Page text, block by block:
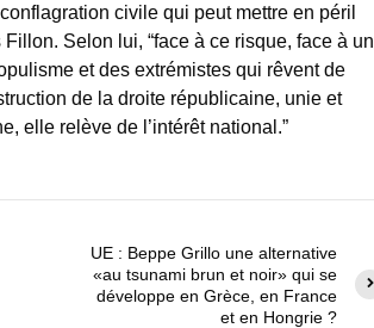
civile qui peut mettre en péril
Selon lui, “face à ce risque, face à un
et des extrémistes qui rêvent de
de la droite républicaine, unie et
elle relève de l’intérêt national.”
UE : Beppe Grillo une alternative
«au tsunami brun et noir» qui se
développe en Grèce, en France
et en Hongrie ?